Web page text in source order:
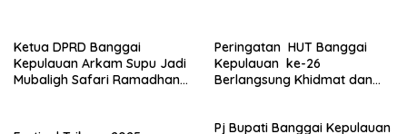
Ketua DPRD Banggai
Kepulauan Arkam Supu Jadi
Mubaligh Safari Ramadhan
Motivasi pada Siswa
Peringatan HUT Banggai
Kepulauan ke-26
Berlangsung Khidmat dan
Pj Bupati Banggai Kepulauan